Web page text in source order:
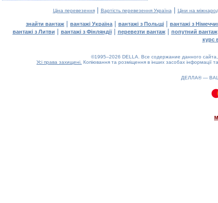
Ціна перевезення| Вартість перевезення Україна | Ціни на
знайти вантаж | вантажі Україна | вантажі з Польщі | вантажі з
вантажі з Литви | вантажі з Фінляндії| перевезти вантаж| попутний вантаж
курс
©1995–2026 DELLA. Все содержание данного
Усі права захищені. Копіювання та розміщення в інших засобах інформації
ДЕЛЛА® —